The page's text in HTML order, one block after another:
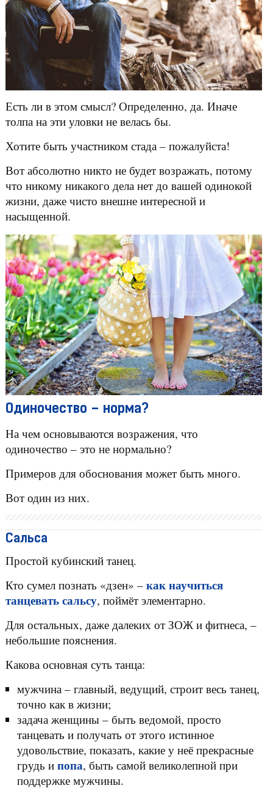
Есть ли в этом смысл? Определенно, да. Иначе
толпа на эти уловки не велась бы.
Хотите быть участником стада – пожалуйста!
Вот абсолютно никто не будет возражать, потому
что никому никакого дела нет до вашей одинокой
жизни, даже чисто внешне интересной и
насыщенной.
Одиночество – норма?
На чем основываются возражения, что
одиночество – это не нормально?
Примеров для обоснования может быть много.
Вот один из них.
Сальса
Простой кубинский танец.
Кто сумел познать «дзен» – как научиться
танцевать сальсу, поймёт элементарно.
Для остальных, даже далеких от ЗОЖ и фитнеса, –
небольшие пояснения.
Какова основная суть танца:
мужчина – главный, ведущий, строит весь танец,
точно как в жизни;
задача женщины – быть ведомой, просто
танцевать и получать от этого истинное
удовольствие, показать, какие у неё прекрасные
грудь и попа, быть самой великолепной при
поддержке мужчины.